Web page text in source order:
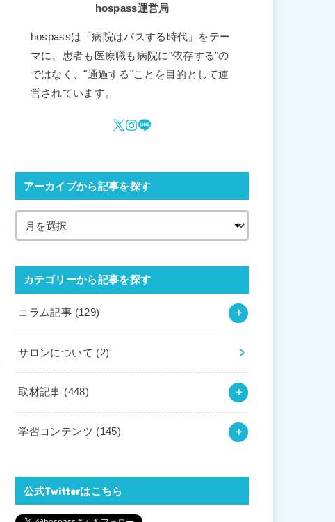
hospass運営局
hospassは「病院はパスする時代」をテー
マに、患者も医療職も病院に"依存する"の
ではなく、"通過する"ことを目的として運
営されています。
アーカイブから記事を探す
カテゴリーから記事を探す
コラム記事 (129)
サロンについて (2)
取材記事 (448)
学習コンテンツ (145)
公式Twitterはこちら